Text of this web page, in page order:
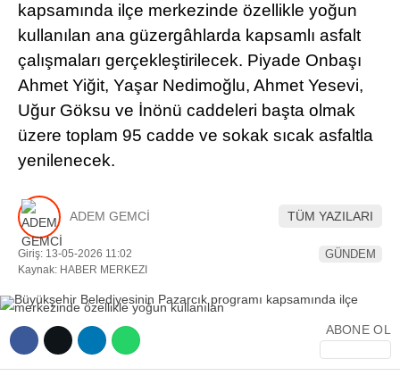
WhatsApp İhbar Hattı
Facebook
EĞİTİM
KÜLTÜR SANAT
EKONOMİ
YAZARLAR
YEREL HABERLER
kapsamında ilçe merkezinde özellikle yoğun
kullanılan ana güzergâhlarda kapsamlı asfalt
çalışmaları gerçekleştirilecek. Piyade Onbaşı
Ahmet Yiğit, Yaşar Nedimoğlu, Ahmet Yesevi,
Uğur Göksu ve İnönü caddeleri başta olmak
üzere toplam 95 cadde ve sokak sıcak asfaltla
yenilenecek.
ADEM GEMCİ TÜM YAZILARI
Giriş: 13-05-2026 11:02
Kaynak: HABER MERKEZI
GÜNDEM
ABONE OL